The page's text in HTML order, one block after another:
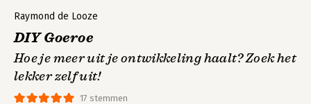
17 stemmen
Raymond de Looze
DIY Goeroe
Hoe je meer uit je ontwikkeling haalt? Zoek het
lekker zelf uit!